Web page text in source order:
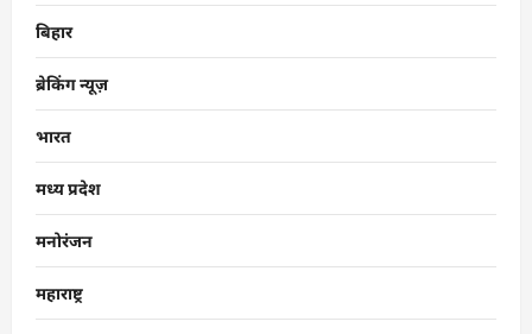
बिहार
ब्रेकिंग न्यूज़
भारत
मध्य प्रदेश
मनोरंजन
महाराष्ट्र